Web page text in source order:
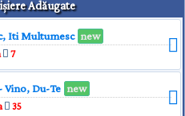
Adăugate
Iti Multumesc new
7
Vino, Du-Te new
35